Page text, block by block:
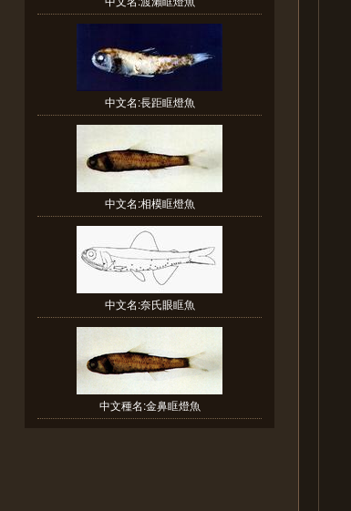
中文名:長距眶燈魚
中文名:相模眶燈魚
中文名:奈氏眼眶魚
中文種名:金鼻眶燈魚